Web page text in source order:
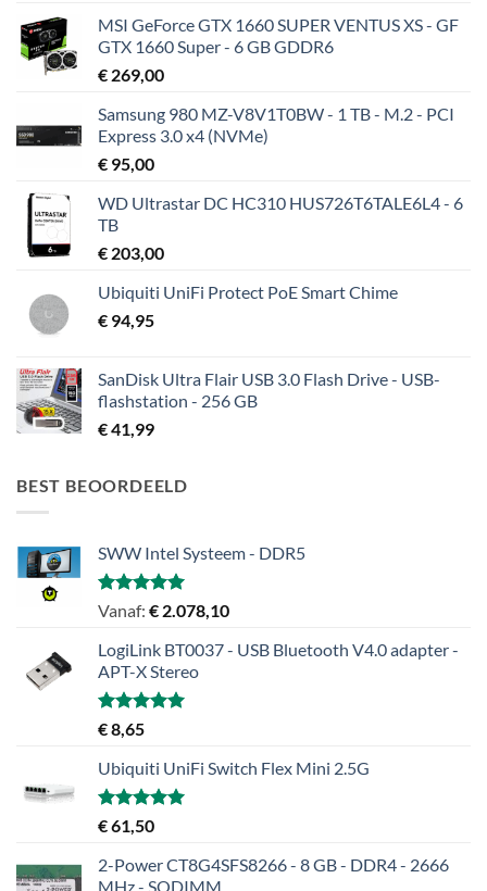
MSI GeForce GTX 1660 SUPER VENTUS XS - GF
GTX 1660 Super - 6 GB GDDR6
€ 269,00
Samsung 980 MZ-V8V1T0BW - 1 TB - M.2 - PCI
Express 3.0 x4 (NVMe)
€ 95,00
WD Ultrastar DC HC310 HUS726T6TALE6L4 - 6
TB
€ 203,00
Ubiquiti UniFi Protect PoE Smart Chime
€ 94,95
SanDisk Ultra Flair USB 3.0 Flash Drive - USB-
flashstation - 256 GB
€41,99
BEST BEOORDEELD
SWW Intel Systeem - DDR5
Gewaardeerd
Vanaf: € 2.078,10
LogiLink BT0037 - USB Bluetooth V4.0 adapter -
APT-X Stereo
Gewaardeerd
5.00
€8,65
Ubiquiti UniFi Switch Flex Mini 2.5G
Gewaardeerd
uit 5
€61,50
2-Power CT8G4SFS8266 - 8 GB - DDR4 - 2666
MHz - SODIMM